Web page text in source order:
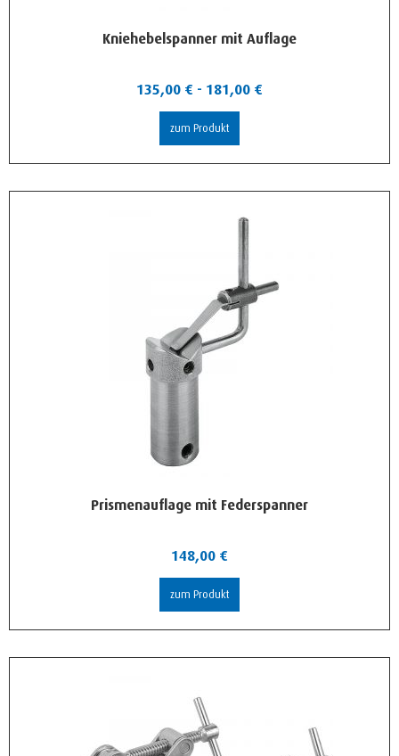
Kniehebelspanner mit Auflage
135,00 € - 181,00 €
zum Produkt
Prismenauflage mit Federspanner
148,00 €
zum Produkt